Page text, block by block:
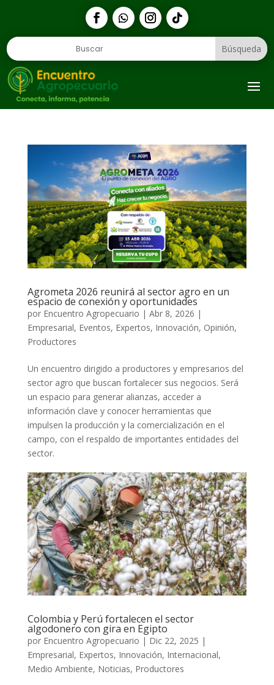
Agrometa 2026 reunirá al sector agro en un
espacio de conexión y oportunidades
por Encuentro Agropecuario | Abr 8, 2026 |
Empresarial, Eventos, Expertos, Innovación, Opinión,
Productores
Un encuentro dirigido a productores y empresarios del
sector agro que buscan fortalecer sus negocios. Será
un espacio para generar alianzas, acceder a
información clave y conocer herramientas que
impulsen la producción y la comercialización en el
campo, con el respaldo de importantes entidades del
sector.
Colombia y Perú fortalecen el sector
algodonero con gira en Egipto
por Encuentro Agropecuario | Dic 22, 2025 |
Empresarial, Expertos, Innovación, Internacional,
Medio Ambiente, Noticias, Productores